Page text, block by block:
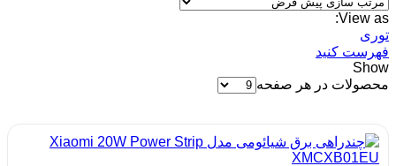
View as:
توری
فهرست کنید
Show
محصولات در هر صفحه